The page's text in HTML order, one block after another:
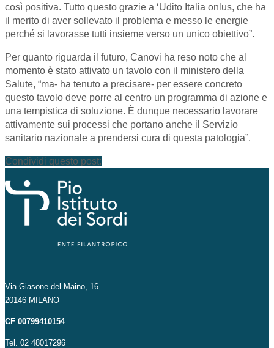
così positiva. Tutto questo grazie a ‘Udito Italia onlus, che ha
il merito di aver sollevato il problema e messo le energie
perché si lavorasse tutti insieme verso un unico obiettivo”.
Per quanto riguarda il futuro, Canovi ha reso noto che al
momento è stato attivato un tavolo con il ministero della
Salute, “ma- ha tenuto a precisare- per essere concreto
questo tavolo deve porre al centro un programma di azione e
una tempistica di soluzione. È dunque necessario lavorare
attivamente sui processi che portano anche il Servizio
sanitario nazionale a prendersi cura di questa patologia”.
Condividi questo post:
Via Giasone del Maino, 16
20146 MILANO
CF 00799410154
Tel. 02 48017296